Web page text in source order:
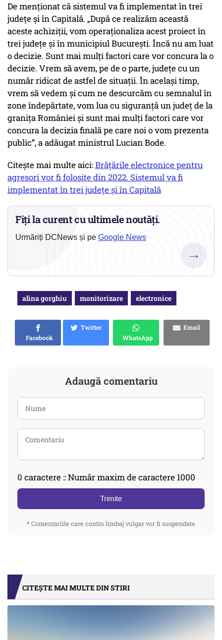
De menționat că sistemul va fi implementat în trei
județe și în Capitală. „După ce realizăm această
aceste achiziții, vom operaționaliza acest proiect în
trei județe și în municipiul București. Încă nu am luat
o decizie. Sunt mai mulți factori care vor concura la o
decizie. Vrem să avem, pe de o parte, județe cu un
număr ridicat de astfel de situații. În același timp,
vrem să vedem și cum ne descurcăm cu semnalul în
zone îndepărtate, vom lua cu siguranță un județ de la
granița României și sunt mai mulți factori care vor
concura la decizia finală pe care noi o vom prezenta
public”, a adăugat ministrul Lucian Bode.
Citește mai multe aici:Brățările electronice pentru
agresori vor fi folosite din 2022. Sistemul va fi
implementat în trei județe și în Capitală
Fiți la curent cu ultimele noutăți.
Urmăriți DCNews și pe Google News
→
alina gorghiu monitorizare electronice
Facebook
Twitter
WhatsApp
Email
Adaugă comentariu
0 caractere :: Număr maxim de caractere 1000
Trimite
* Comentariile care contin limbaj vulgar vor fi suspendate
CITEȘTE MAI MULTE DIN STIRI